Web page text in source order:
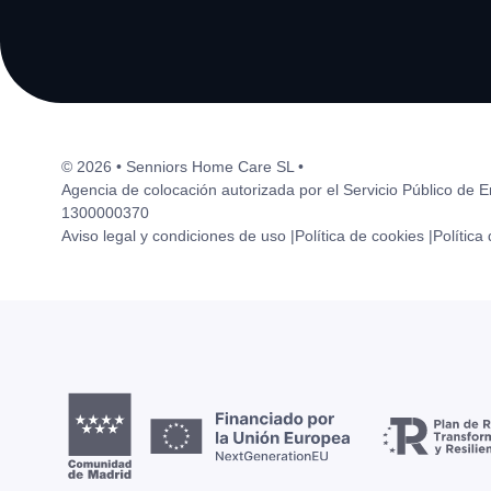
© 2026 • Senniors Home Care SL •
Agencia de colocación autorizada por el Servicio Público de
1300000370
Aviso legal y condiciones de uso |Política de cookies |Política